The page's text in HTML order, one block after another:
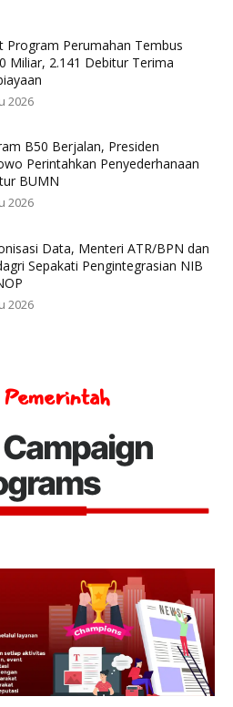
Program Perumahan Tembus
Miliar, 2.141 Debitur Terima
2026
B50 Berjalan, Presiden
Perintahkan Penyederhanaan
BUMN
2026
Data, Menteri ATR/BPN dan
Sepakati Pengintegrasian NIB
2026
Pemerintah